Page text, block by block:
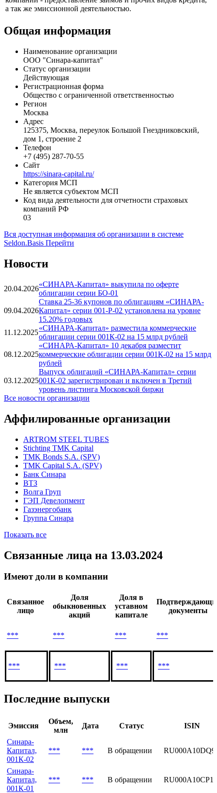
а так же эмиссионной деятельностью.
Общая информация
Наименование организации
ООО "Синара-капитал"
Статус организации
Действующая
Регистрационная форма
Общество с ограниченной ответственностью
Регион
Москва
Адрес
125375, Москва, переулок Большой Гнездниковский,
дом 1, строение 2
Телефон
+7 (495) 287-70-55
Сайт
https://sinara-capital.ru/
Категория МСП
Не является субъектом МСП
Код вида деятельности для отчетности страховых
компаний РФ
03
Вся доступная информация об организации в системе
Seldon.Basis Перейти
Новости
20.04.2026
«СИНАРА-Капитал» выкупила по оферте
облигации серии БО-01
09.04.2026
Ставка 25-36 купонов по облигациям «СИНАРА-
Капитал» серии 001-P-02 установлена на уровне
15.20% годовых
11.12.2025
«СИНАРА-Капитал» разместила коммерческие
облигации серии 001К-02 на 15 млрд рублей
08.12.2025
«СИНАРА-Капитал» 10 декабря разместит
коммерческие облигации серии 001К-02 на 15 млрд
рублей
03.12.2025
Выпуск облигаций «СИНАРА-Капитал» серии
001К-02 зарегистрирован и включен в Третий
уровень листинга Московской биржи
Все новости организации
Аффилированные организации
ARTROM STEEL TUBES
Stichting TMK Capital
TMK Bonds S.A. (SPV)
TMK Capital S.A. (SPV)
Банк Синара
ВТЗ
Волга Груп
ГЭП Девелопмент
Газэнергобанк
Группа Синара
Показать все
Связанные лица на 13.03.2024
Имеют доли в компании
Связанное
лицо
Доля
обыкновенных
акций
Доля в
уставном
капитале
документы
*** *** *** ***
*** *** *** ***
Последние выпуски
Эмиссия
Объем,
млн
Дата Статус
ISIN
Синара-
Капитал,
001К-02
*** *** В обращении
Синара-
Капитал,
001К-01
*** *** В обращении RU000A10CP11